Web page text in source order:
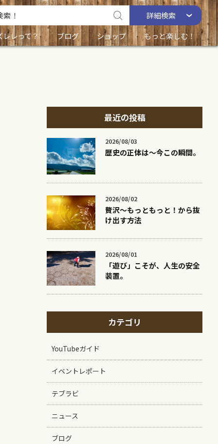
詳細検索
レレって？
ブログ ショップ もっと楽しむ！
最近の投稿
2026/08/03
歴史の正体は〜今この瞬間。
2026/08/02
贅沢〜もっともっと！から抜
け出す方法
2026/08/01
「遊び」こそが、人生の安全
装置。
カテゴリ
YouTubeガイド
イベントレポート
テブラビ
ニュース
ブログ